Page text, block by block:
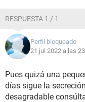
RESPUESTA 1 / 1
Perfil bloqueado
21 jul 2022 a las
Pues quizá una
días sigue la
desagradable